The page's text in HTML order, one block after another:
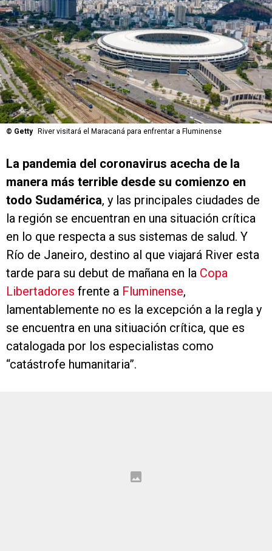
© Getty River visitará el Maracaná para enfrentar a Fluminense
La pandemia del coronavirus acecha de la
manera más terrible desde su comienzo en
todo Sudamérica, y las principales ciudades de
la región se encuentran en una situación crítica
en lo que respecta a sus sistemas de salud. Y
Río de Janeiro, destino al que viajará River esta
tarde para su debut de mañana en la Copa
Libertadores frente a Fluminense,
lamentablemente no es la excepción a la regla y
se encuentra en una sitiuación crítica, que es
catalogada por los especialistas como
“catástrofe humanitaria”.